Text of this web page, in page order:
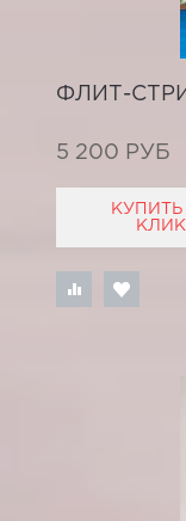
ФЛИТ-
5 200 РУБ
КУПИТЬ
КЛИК